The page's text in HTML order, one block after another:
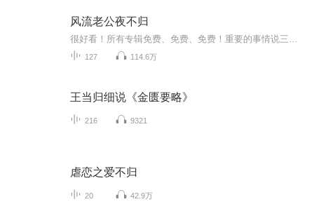
风流老公夜不归
127 114.6万
王当归细说《金匮要略》
216 9321
虐恋之爱不归
20 42.9万